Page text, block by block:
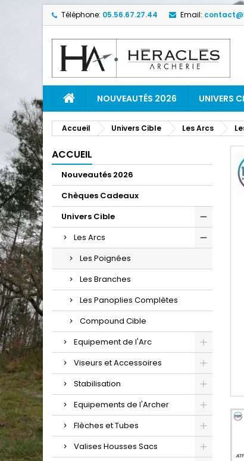
Téléphone: 05.56.67.27.44 Email:
NOUVEAUTÉS 2026 UNIVERS
Accueil Univers Cible Les Arcs
ACCUEIL
Nouveautés 2026
Chèques Cadeaux
Univers Cible
Les Arcs
Les Poignées
Les Branches
Les Panoplies Complètes
Compound Cible
Equipement de l'Arc
Viseurs et Accessoires
Stabilisation
Equipements de l'Archer
Flèches et Tubes
Valises Housses Sacs